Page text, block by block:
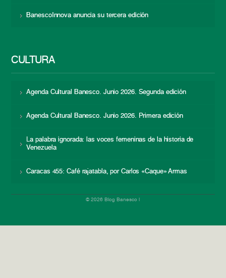
BanescoInnova anuncia su tercera edición
CULTURA
Agenda Cultural Banesco. Junio 2026. Segunda edición
Agenda Cultural Banesco. Junio 2026. Primera edición
La palabra ignorada: las voces femeninas de la historia de
Venezuela
Caracas 455: Café rajatabla, por Carlos «Caque» Armas
© 2026 Blog Banesco |